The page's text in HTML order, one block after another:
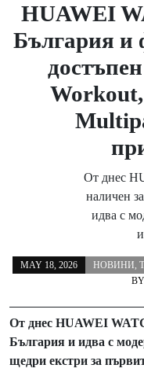
HUAWEI
България и
От днес
наличен
идва с
MAY 18, 2026 НОВИНИ,
BY
От днес HUAWEI
България и идва с
щедри екстри за